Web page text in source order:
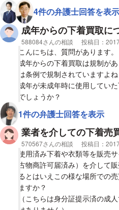
4件の弁護士回答を表示
成年からの下着買取に
相談者
588084さんの相談 投稿日：
こんにちは、質問があります。
成年からの下着買取は規制が
は条例で規制されていますよね
成年が未成年時に使用してい
でしょうか？
1件の弁護士回答を表示
業者を介しての下着売
相談者
570567さんの相談 投稿日：
使用済み下着や衣類等を販売
古物商許可届済み）を介して
るとはいえこの様な場所での
ますか？
（こちらは身分証提示済の成